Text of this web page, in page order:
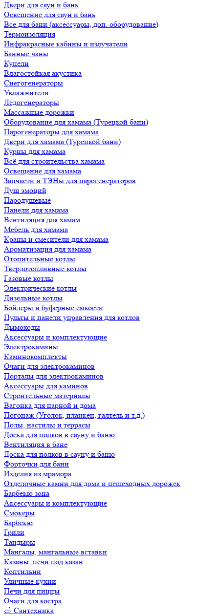
Двери для саун и бань
Освещение для саун и бань
Все для бани (аксессуары, доп. оборудование)
Термоизоляция
Инфракрасные кабины и излучатели
Банные чаны
Купели
Влагостойкая акустика
Снегогенераторы
Увлажнители
Лёдогенераторы
Массажные дорожки
Оборудование для хамама (Турецкой бани)
Парогенераторы для хамама
Двери для хамама (Турецкой бани)
Курны для хамама
Всё для строительства хамама
Освещение для хамама
Запчасти и ТЭНы для парогенераторов
Душ эмоций
Пародушевые
Панели для хамама
Вентиляция для хамам
Мебель для хамама
Краны и смесители для хамама
Ароматизация для хамама
Отопительные котлы
Твердотопливные котлы
Газовые котлы
Электрические котлы
Дизельные котлы
Бойлеры и буферные ёмкости
Пульты и панели управления для котлов
Дымоходы
Аксессуары и комплектующие
Электрокамины
Каминокомплекты
Очаги для электрокаминов
Порталы для электрокаминов
Аксессуары для каминов
Строительные материалы
Вагонка для парной и дома
Погонаж (Уголок, планкен, галтель и т.д.)
Полы, настилы и террасы
Доска для полков в сауну и баню
Вентиляция в бане
Доска для полков в сауну и баню
Форточки для бани
Изделия из мрамора
Отделочные камни для дома и пешеходных дорожек
Барбекю зона
Аксессуары и комплектующие
Смокеры
Барбекю
Грили
Тандыры
Мангалы, мангальные вставки
Казаны, печи под казан
Коптильни
Уличные кухни
Печи для пиццы
Очаги для костра
🛁 Сантехника